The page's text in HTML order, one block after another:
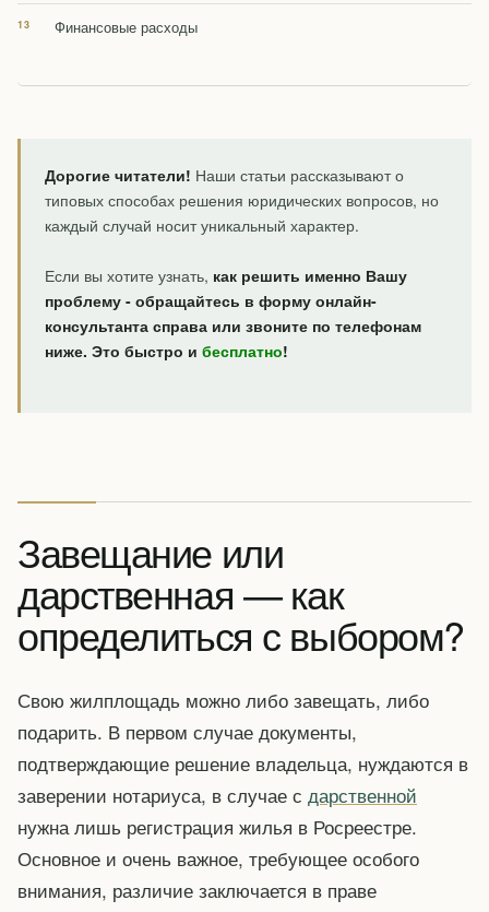
Финансовые расходы
Дорогие читатели! Наши статьи рассказывают о
типовых способах решения юридических вопросов, но
каждый случай носит уникальный характер.
Если вы хотите узнать, как решить именно Вашу
проблему - обращайтесь в форму онлайн-
консультанта справа или звоните по телефонам
ниже. Это быстро и бесплатно!
Завещание или
дарственная — как
определиться с выбором?
Свою жилплощадь можно либо завещать, либо
подарить. В первом случае документы,
подтверждающие решение владельца, нуждаются в
заверении нотариуса, в случае с дарственной
нужна лишь регистрация жилья в Росреестре.
Основное и очень важное, требующее особого
внимания, различие заключается в праве